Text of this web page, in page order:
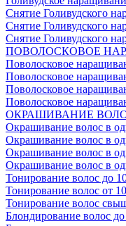
Снятие Голивудского
Снятие Голивудского
Снятие Голивудского
ПОВОЛОСКОВОЕ
Поволосковое
Поволосковое
Поволосковое
Поволосковое
ОКРАШИВАНИЕ
Окрашивание волос в
Окрашивание волос в
Окрашивание волос в
Окрашивание волос в
Тонирование волос до
Тонирование волос от
Тонирование волос
Блондирование волос